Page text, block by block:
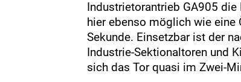
Industrietorantrieb GA905
hier ebenso möglich wie
Sekunde. Einsetzbar ist der
Industrie-Sektionaltoren und
sich das Tor quasi im Zwei-